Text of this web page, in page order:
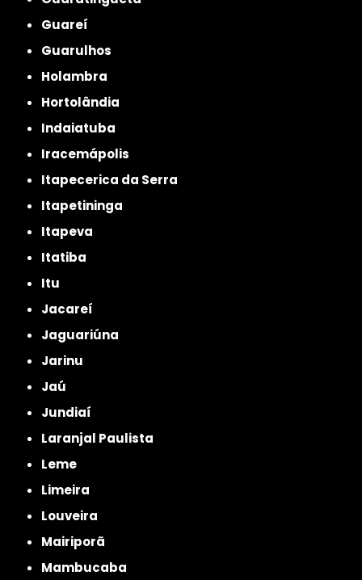
Guareí
Guarulhos
Holambra
Hortolândia
Indaiatuba
Iracemápolis
Itapecerica da Serra
Itapetininga
Itapeva
Itatiba
Itu
Jacareí
Jaguariúna
Jarinu
Jaú
Jundiaí
Laranjal Paulista
Leme
Limeira
Louveira
Mairiporã
Mambucaba